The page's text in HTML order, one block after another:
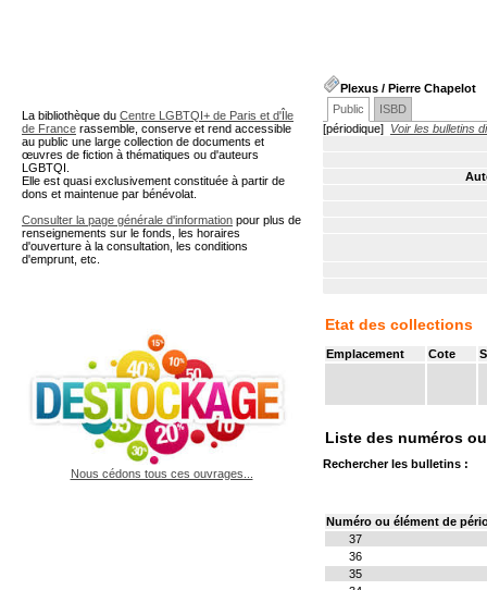
Plexus / Pierre Chapelot
Public
ISBD
[périodique] Voir les bulletins
Etat des collections
Emplacement Cote
Liste des numéros
Rechercher les bulletins :
Numéro ou élément de
37
36
35
La bibliothèque du Centre LGBTQI+ de Paris et d'Île
de France rassemble, conserve et rend accessible
au public une large collection de documents et
œuvres de fiction à thématiques ou d'auteurs
LGBTQI.
Elle est quasi exclusivement constituée à partir de
dons et maintenue par bénévolat.
Consulter la page générale d'information pour plus de
renseignements sur le fonds, les horaires
d'ouverture à la consultation, les conditions
d'emprunt, etc.
Nous cédons tous ces ouvrages...